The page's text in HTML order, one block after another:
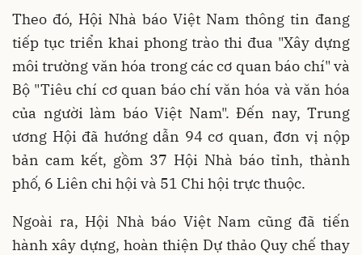
Theo đó, Hội Nhà báo Việt Nam thông tin đang
tiếp tục triển khai phong trào thi đua "Xây dựng
môi trường văn hóa trong các cơ quan báo chí" và
Bộ "Tiêu chí cơ quan báo chí văn hóa và văn hóa
của người làm báo Việt Nam". Đến nay, Trung
ương Hội đã hướng dẫn 94 cơ quan, đơn vị nộp
bản cam kết, gồm 37 Hội Nhà báo tỉnh, thành
phố, 6 Liên chi hội và 51 Chi hội trực thuộc.
Ngoài ra, Hội Nhà báo Việt Nam cũng đã tiến
hành xây dựng, hoàn thiện Dự thảo Quy chế thay